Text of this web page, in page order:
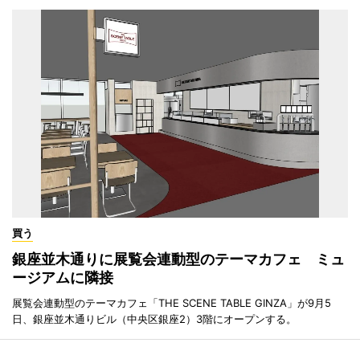
買う
銀座並木通りに展覧会連動型のテーマカフェ ミュ
ージアムに隣接
展覧会連動型のテーマカフェ「THE SCENE TABLE GINZA」が9月5
日、銀座並木通りビル（中央区銀座2）3階にオープンする。